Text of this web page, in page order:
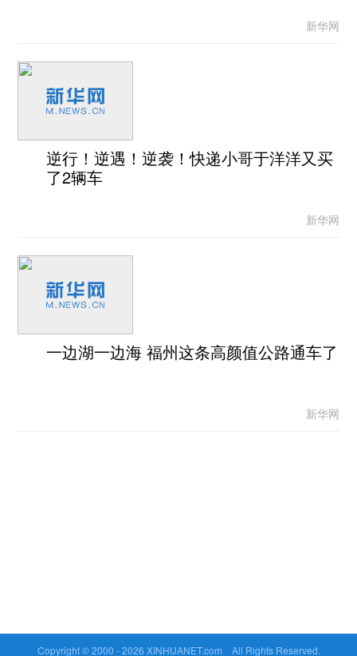
新华网
逆行！逆遇！逆袭！快递小哥于洋洋又买
了2辆车
新华网
一边湖一边海 福州这条高颜值公路通车了
新华网
Copyright © 2000 -2026 XINHUANET.com All Rights Reserved.